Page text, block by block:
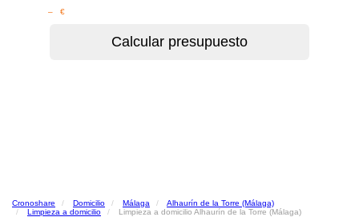
– €
Cronoshare Domicilio Málaga
Alhaurín de la Torre (Málaga)
Limpieza a domicilio
Limpieza a domicilio Alhaurín de la Torre (Málaga)